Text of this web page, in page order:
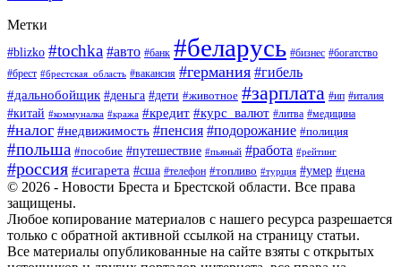
Метки
#blizko #tochka #авто #банк #беларусь #бизнес #богатство
#брест #брестская_область #вакансия #германия #гибель
#дальнобойщик #деньга #дети #животное #зарплата #ип #италия
#китай #коммуналка #кража #кредит #курс_валют #литва #медицина
#налог #недвижимость #пенсия #подорожание #полиция
#польша #пособие #путешествие #пьяный #работа #рейтинг
#россия #сигарета #сша #телефон #топливо #турция #умер #цена
© 2026 - Новости Бреста и Брестской области. Все права
защищены.
Любое копирование материалов с нашего ресурса разрешается
только с обратной активной ссылкой на страницу статьи.
Все материалы опубликованные на сайте взяты с открытых